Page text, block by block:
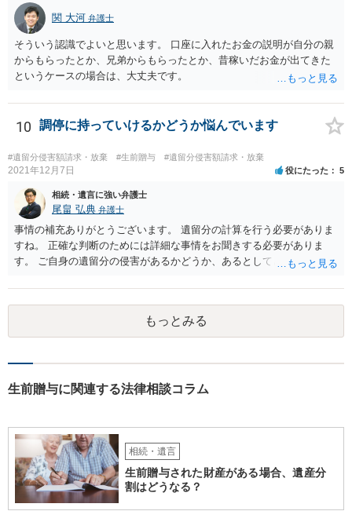
関 大河 弁護士
そういう認識でよいと思います。 口座に入れたお金の説明が自分の親
からもらったとか、兄弟からもらったとか、昔稼いだお金が出てきた
というケースの場合は、大丈夫です。
10 調停に持っていけるかどうか悩んでいます
#遺留分侵害額請求・放棄 #生前贈与 #遺留分侵害額請求・放棄
2021年12月7日 役にたった 5
相続・遺言に強い弁護士
尾畠 弘典 弁護士
事情の補充ありがとうございます。 遺留分の計算を行う必要がありま
すね。 正確な判断のためには詳細な事情をお聞きする必要がありま
す。 ご自身の遺留分の侵害があるかどうか、あるとしてどの程度の金
相談されるのが良いと思います。
もっとみる
生前贈与に関連する法律相談コラム
相続・遺言
生前贈与された財産がある場合、遺産分
割はどうなる？